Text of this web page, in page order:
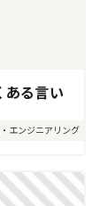
エンジニアリング
ある言い